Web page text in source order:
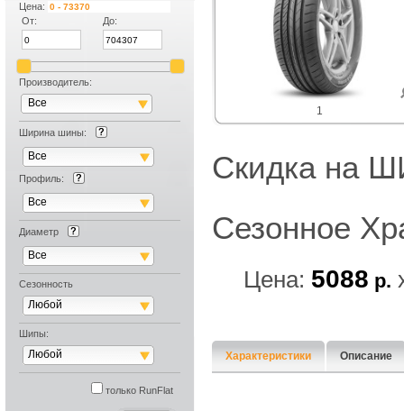
Цена:
От:
До:
Производитель:
Все
Ширина шины:
Все
Профиль:
Все
Диаметр
Все
Сезонность
Любой
Шипы:
Любой
только RunFlat
1
Скидка на
Сезонное
Цена: 5088 р.
Характеристики Описание